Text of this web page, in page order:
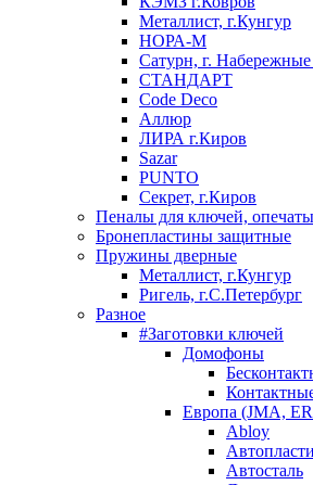
Металлист, г.Кунгур
НОРА-М
Сатурн, г.
СТАНДАРТ
Code Deco
Аллюр
ЛИРА г.Киров
Sazar
PUNTO
Секрет, г.Киров
Пеналы для ключей,
Бронепластины защитные
Пружины дверные
Металлист, г.Кунгур
Ригель, г.С.Петербург
Разное
#Заготовки ключей
Домофоны
Европа (JMA,
Abloy
Автосталь